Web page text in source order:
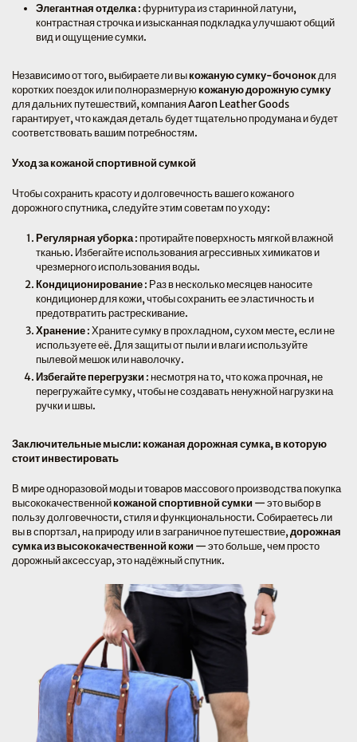
Элегантная отделка: фурнитура из старинной латуни,
контрастная строчка и изысканная подкладка улучшают общий
вид и ощущение сумки.
Независимо от того, выбираете ли выкожаную сумку-бочонокдля
коротких поездок или полноразмернуюкожаную дорожную сумку
для дальних путешествий, компания Aaron Leather Goods
гарантирует, что каждая деталь будет тщательно продумана и будет
соответствовать вашим потребностям.
Уход за кожаной спортивной сумкой
Чтобы сохранить красоту и долговечность вашего кожаного
дорожного спутника, следуйте этим советам по уходу:
Регулярная уборка: протирайте поверхность мягкой влажной
тканью. Избегайте использования агрессивных химикатов и
чрезмерного использования воды.
Кондиционирование: Раз в несколько месяцев наносите
кондиционер для кожи, чтобы сохранить ее эластичность и
предотвратить растрескивание.
Хранение: Храните сумку в прохладном, сухом месте, если не
используете её. Для защиты от пыли и влаги используйте
пылевой мешок или наволочку.
Избегайте перегрузки : несмотря на то, что кожа прочная, не
перегружайте сумку, чтобы не создавать ненужной нагрузки на
ручки и швы.
Заключительные мысли: кожаная дорожная сумка, в которую
стоит инвестировать
В мире одноразовой моды и товаров массового производства покупка
высококачественнойкожаной спортивной сумки — это выбор в
пользу долговечности, стиля и функциональности. Собираетесь ли
вы в спортзал, на природу или в заграничное путешествие,дорожная
сумка из высококачественной кожи — это больше, чем просто
дорожный аксессуар, это надёжный спутник.